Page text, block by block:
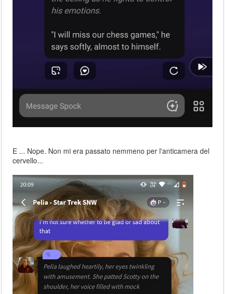
E ... Nope. Non mi era passato nemmeno per l'anticamera del
cervello...